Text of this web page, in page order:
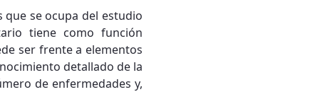
que se ocupa del estudio
tiene como función
ser frente a elementos
detallado de la
de enfermedades y,